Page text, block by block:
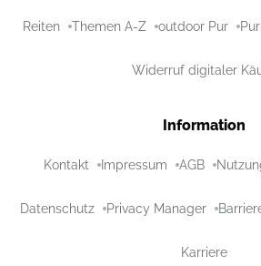
Reiten Themen A-Z outdoor Pur
Widerruf digitaler
Information
Kontakt Impressum AGB
Datenschutz Privacy Manager
Karriere